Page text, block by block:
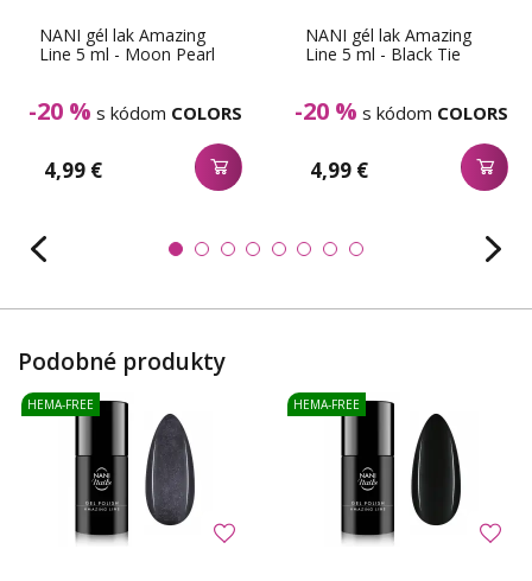
NANI gél lak Amazing
Line 5 ml - Moon Pearl
-20 % s kódom COLORS
4,99 €
NANI gél lak Amazing
Line 5 ml - Black Tie
-20 % s kódom COLORS
4,99 €
Podobné produkty
HEMA-FREE HEMA-FREE